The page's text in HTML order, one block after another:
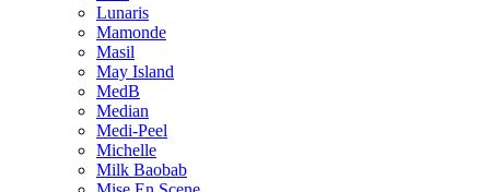
Lunaris
Mamonde
Masil
May Island
MedB
Median
Medi-Peel
Michelle
Milk Baobab